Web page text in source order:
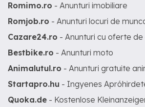
Romimo.ro - Anunturi imobiliare
Romjob.ro - Anunturi locuri de
Cazare24.ro - Anunturi cu oferte
Bestbike.ro - Anunturi moto
Animalutul.ro - Anunturi gratuite
Startapro.hu - Ingyenes
Quoka.de - Kostenlose